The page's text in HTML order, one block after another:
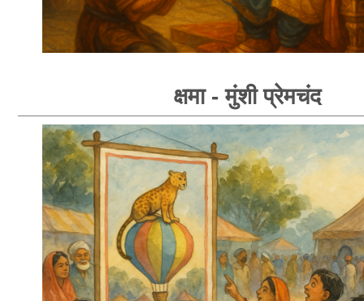
क्षमा - मुंशी प्रेमचंद